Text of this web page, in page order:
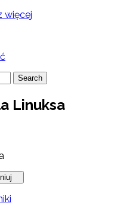
więcej
Search
Linuksa